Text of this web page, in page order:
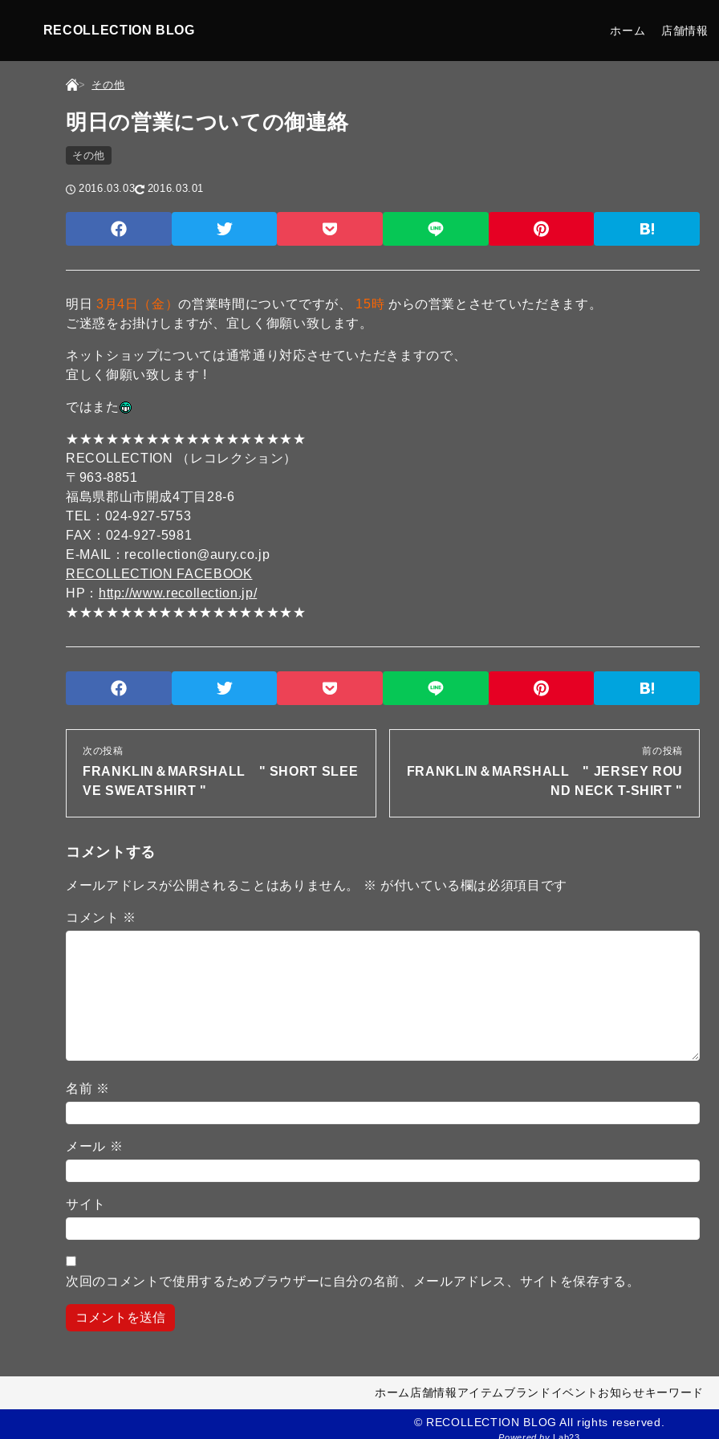
RECOLLECTION BLOG ホーム 店舗情報
その他
明日の営業についての御連絡
その他
2016.03.03 2016.03.01
明日 3月4日（金）の営業時間についてですが、 15時 からの営業とさせていただきます。
ご迷惑をお掛けしますが、宜しく御願い致します。
ネットショップについては通常通り対応させていただきますので、
宜しく御願い致します !
ではまた
★★★★★★★★★★★★★★★★★★
RECOLLECTION （レコレクション）
〒963-8851
福島県郡山市開成4丁目28-6
TEL：024-927-5753
FAX：024-927-5981
E-MAIL：recollection@aury.co.jp
RECOLLECTION FACEBOOK
HP： http://www.recollection.jp/
★★★★★★★★★★★★★★★★★★
次の投稿
FRANKLIN＆MARSHALL " SHORT SLEE
VE SWEATSHIRT "
前の投稿
FRANKLIN＆MARSHALL " JERSEY ROU
ND NECK T-SHIRT "
コメントする
メールアドレスが公開されることはありません。 ※ が付いている欄は必須項目です
コメント ※
名前 ※
メール ※
サイト
次回のコメントで使用するためブラウザーに自分の名前、メールアドレス、サイトを保存する。
ホーム 店舗情報アイテムブランド イベント お知らせキーワード
© RECOLLECTION BLOG All rights reserved.